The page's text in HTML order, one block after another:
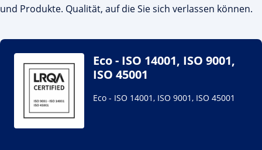
und Produkte. Qualität, auf die Sie sich verlassen können.
Eco - ISO 14001, ISO 9001,
ISO 45001
Eco - ISO 14001, ISO 9001, ISO 45001